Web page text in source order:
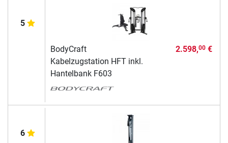
5
BodyCraft
Kabelzugstation HFT inkl.
Hantelbank F603
2.598,00€
6